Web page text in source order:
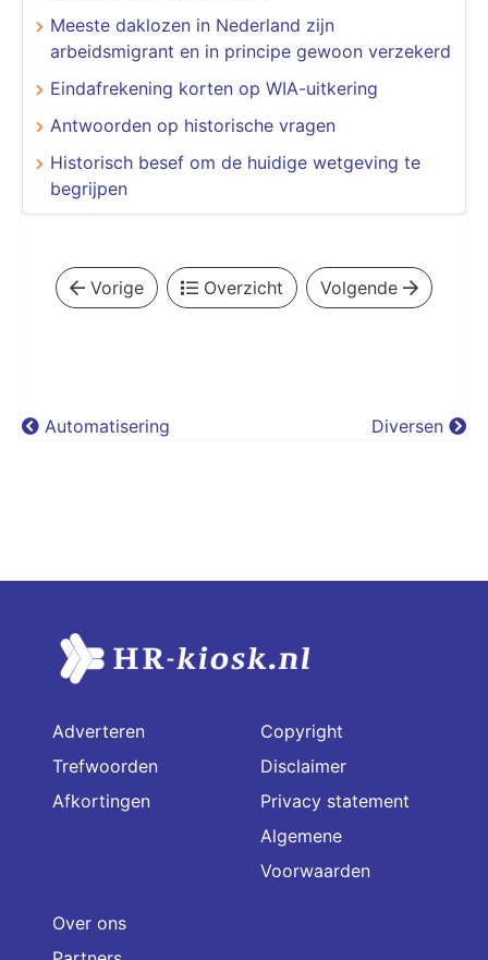
Meeste daklozen in Nederland zijn
arbeidsmigrant en in principe gewoon verzekerd
Eindafrekening korten op WIA-uitkering
Antwoorden op historische vragen
Historisch besef om de huidige wetgeving te
begrijpen
Vorige Overzicht Volgende
Automatisering Diversen
Adverteren
Trefwoorden
Afkortingen
Copyright
Disclaimer
Privacy statement
Algemene
Voorwaarden
Over ons